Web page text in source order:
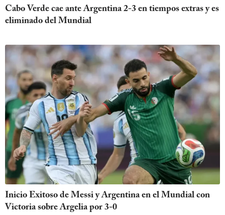
Cabo Verde cae ante Argentina 2-3 en tiempos extras y es
eliminado del Mundial
Inicio Exitoso de Messi y Argentina en el Mundial con
Victoria sobre Argelia por 3-0